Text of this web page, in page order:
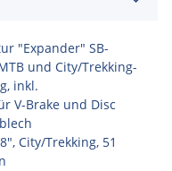
"Expander" SB-
und City/Trekking-
inkl.
V-Brake und Disc
City/Trekking, 51